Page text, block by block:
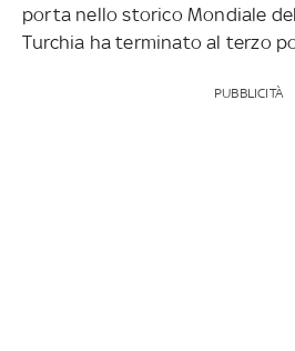
porta nello storico Mondiale
Turchia ha terminato al terzo
PUBBLICITÀ